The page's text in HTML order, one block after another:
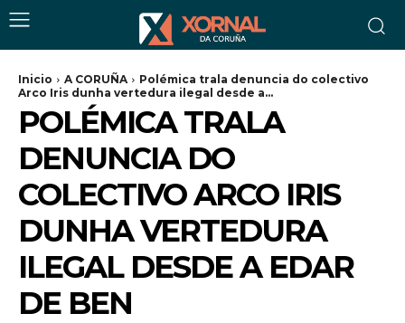
Inicio A CORUÑA
Polémica trala denuncia do colectivo
Arco Iris dunha vertedura ilegal desde a...
POLÉMICA TRALA
DENUNCIA DO
COLECTIVO ARCO IRIS
DUNHA VERTEDURA
ILEGAL DESDE A EDAR
DE BEN